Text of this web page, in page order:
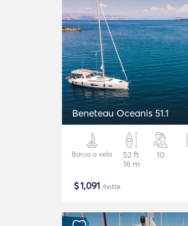
Beneteau Oceanis 51.1
Barca a vela
52 ft
16 m
10
$1,091 /notte